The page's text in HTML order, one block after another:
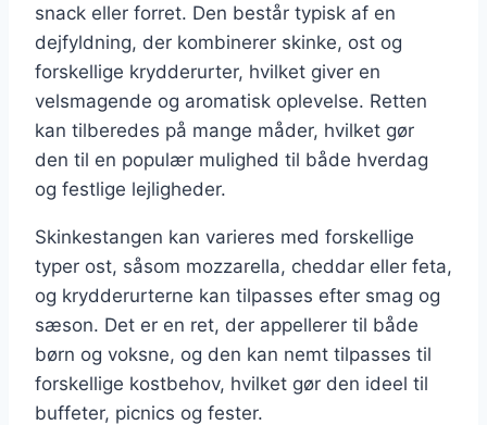
snack eller forret. Den består typisk af en
dejfyldning, der kombinerer skinke, ost og
forskellige krydderurter, hvilket giver en
velsmagende og aromatisk oplevelse. Retten
kan tilberedes på mange måder, hvilket gør
den til en populær mulighed til både hverdag
og festlige lejligheder.
Skinkestangen kan varieres med forskellige
typer ost, såsom mozzarella, cheddar eller feta,
og krydderurterne kan tilpasses efter smag og
sæson. Det er en ret, der appellerer til både
børn og voksne, og den kan nemt tilpasses til
forskellige kostbehov, hvilket gør den ideel til
buffeter, picnics og fester.